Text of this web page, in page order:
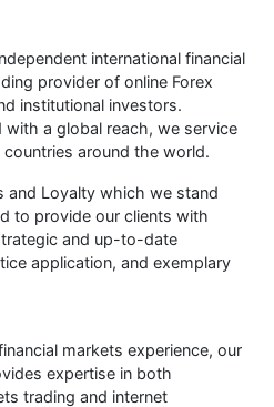
international financial
provider of online Forex
institutional investors.
with a global reach, we service
around the world.
and Loyalty which we stand
to provide our clients with
and up-to-date
application, and exemplary
markets experience, our
expertise in both
trading and internet